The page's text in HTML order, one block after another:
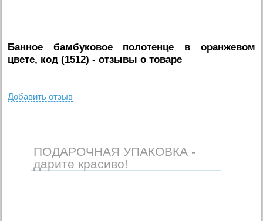
Банное бамбуковое полотенце в оранжевом
цвете, код (1512) - отзывы о товаре
Добавить отзыв
ПОДАРОЧНАЯ УПАКОВКА -
дарите красиво!